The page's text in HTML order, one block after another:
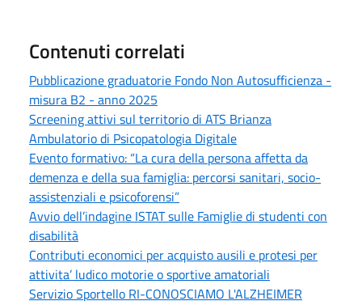
Contenuti correlati
Pubblicazione graduatorie Fondo Non Autosufficienza -
misura B2 - anno 2025
Screening attivi sul territorio di ATS Brianza
Ambulatorio di Psicopatologia Digitale
Evento formativo: “La cura della persona affetta da
demenza e della sua famiglia: percorsi sanitari, socio-
assistenziali e psicoforensi”
Avvio dell’indagine ISTAT sulle Famiglie di studenti con
disabilità
Contributi economici per acquisto ausili e protesi per
attivita’ ludico motorie o sportive amatoriali
Servizio Sportello RI-CONOSCIAMO L'ALZHEIMER